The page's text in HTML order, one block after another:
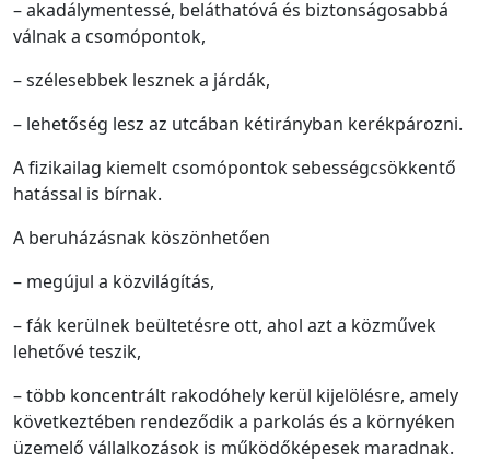
– akadálymentessé, beláthatóvá és biztonságosabbá
válnak a csomópontok,
– szélesebbek lesznek a járdák,
– lehetőség lesz az utcában kétirányban kerékpározni.
A fizikailag kiemelt csomópontok sebességcsökkentő
hatással is bírnak.
A beruházásnak köszönhetően
– megújul a közvilágítás,
– fák kerülnek beültetésre ott, ahol azt a közművek
lehetővé teszik,
– több koncentrált rakodóhely kerül kijelölésre, amely
következtében rendeződik a parkolás és a környéken
üzemelő vállalkozások is működőképesek maradnak.